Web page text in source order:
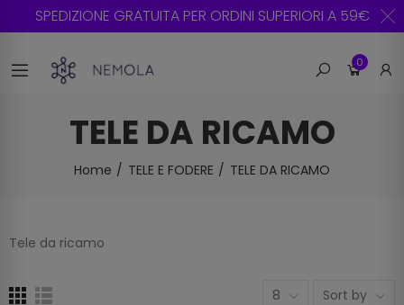
SPEDIZIONE GRATUITA PER ORDINI SUPERIORI A 59€
0
TELE DA RICAMO
Home TELE E FODERE TELE DA RICAMO
Tele da ricamo
8 Sort by